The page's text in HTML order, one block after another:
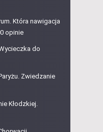
Która nawigacja
opinie
do
Zwiedzanie
Kłodzkiej.